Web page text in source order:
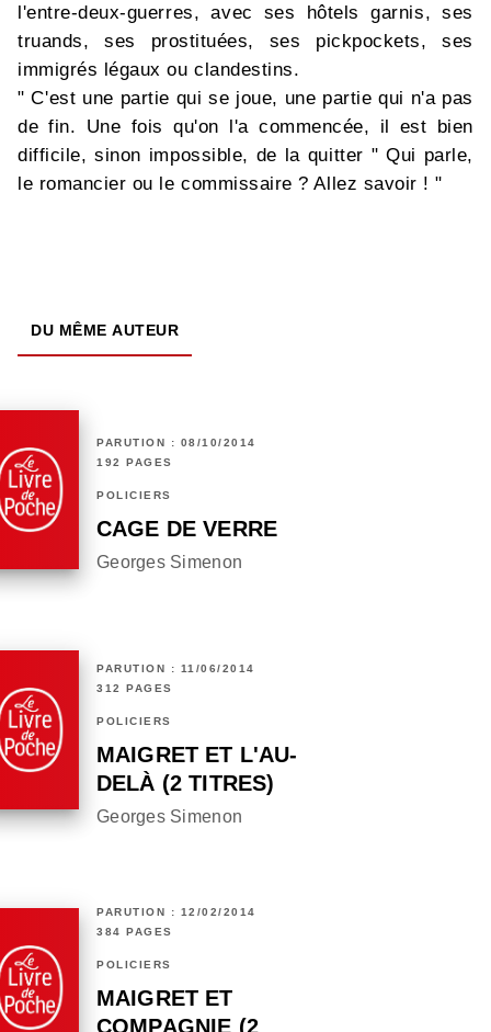
l'entre-deux-guerres, avec ses hôtels garnis, ses
truands, ses prostituées, ses pickpockets, ses
immigrés légaux ou clandestins.
" C'est une partie qui se joue, une partie qui n'a pas
de fin. Une fois qu'on l'a commencée, il est bien
difficile, sinon impossible, de la quitter " Qui parle,
le romancier ou le commissaire ? Allez savoir ! "
DU MÊME AUTEUR
PARUTION : 08/10/2014
192 PAGES
POLICIERS
CAGE DE VERRE
Georges Simenon
PARUTION : 11/06/2014
312 PAGES
POLICIERS
MAIGRET ET L'AU-
DELÀ (2 TITRES)
Georges Simenon
PARUTION : 12/02/2014
384 PAGES
POLICIERS
MAIGRET ET
COMPAGNIE (2